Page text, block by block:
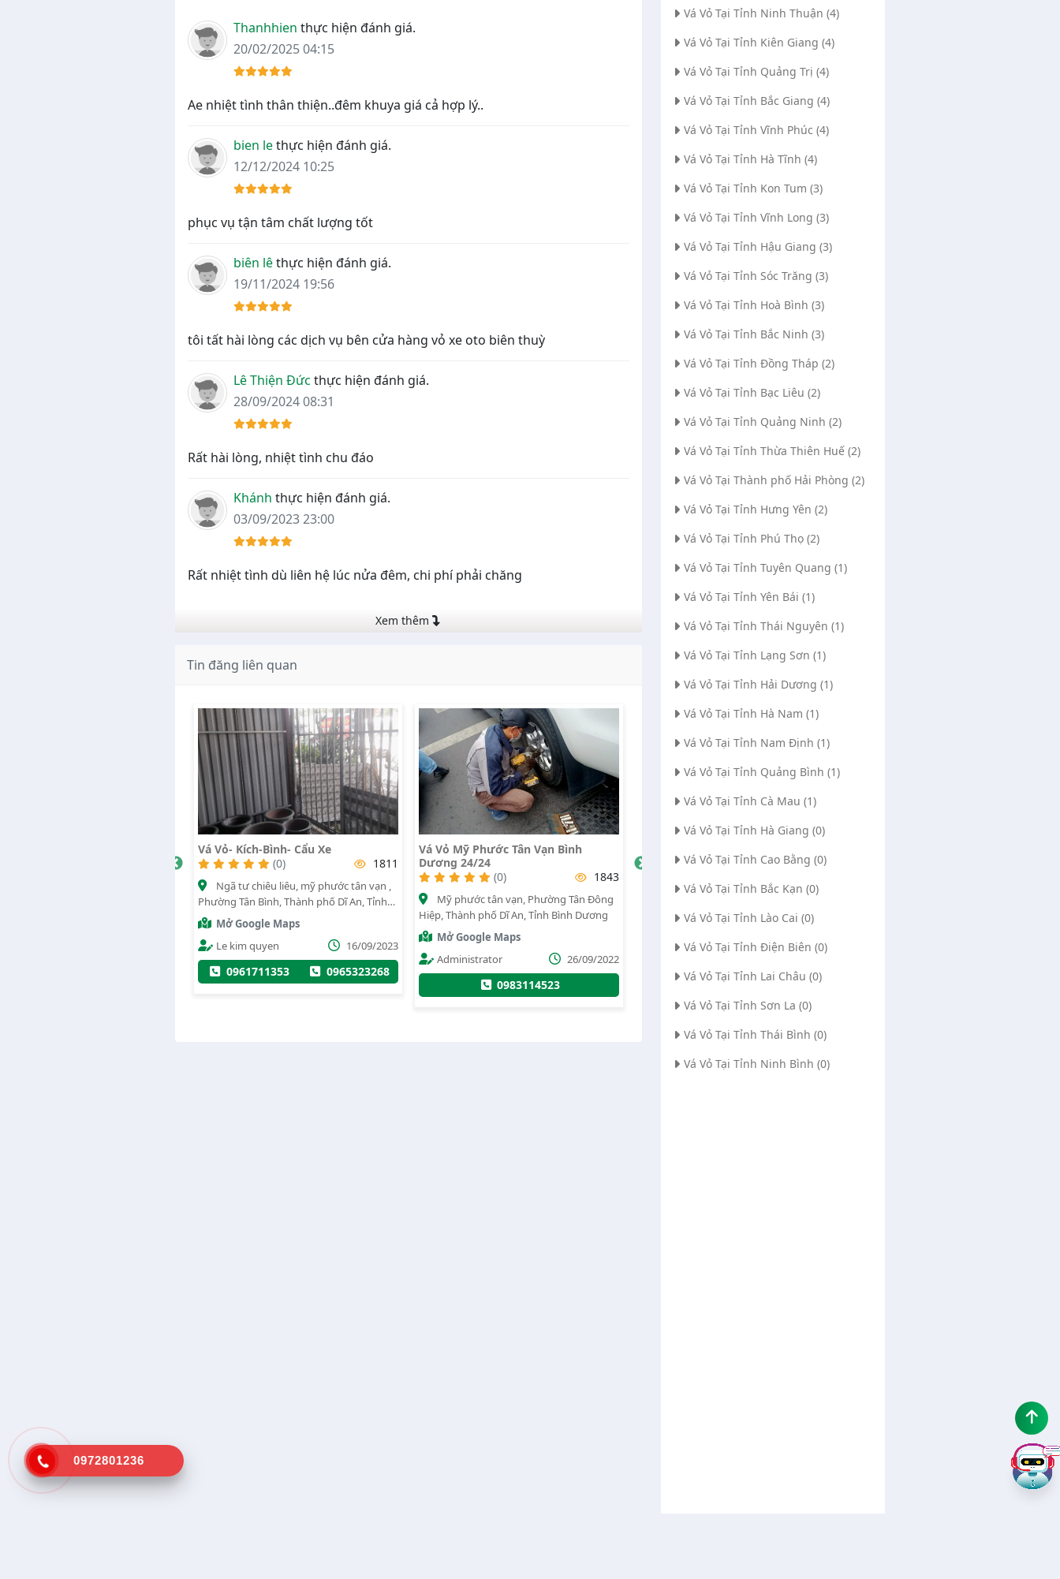
Thanhhien thực hiện đánh giá.
20/02/2025 04:15
Ae nhiệt tình thân thiện..đêm khuya giá cả hợp lý..
bien lethực hiện đánh giá.
12/12/2024 10:25
phục vụ tận tâm chất lượng tốt
biên lêthực hiện đánh giá.
19/11/2024 19:56
tôi tất hài lòng các dịch vụ bên cửa hàng vỏ xe oto biên thuỳ
Lê Thiện Đức thực hiện đánh giá.
28/09/2024 08:31
Rất hài lòng, nhiệt tình chu đáo
Khánh thực hiện đánh giá.
03/09/2023 23:00
Rất nhiệt tình dù liên hệ lúc nửa đêm, chi phí phải chăng
Xem thêm
Tin đăng liên quan
1811
Vá Vỏ Mỹ Phước Tân Vạn Bình
Dương 24/24
Mỹ phước tân vạn, Phường Tân Đông
Hiệp, Thành phố Dĩ An, Tỉnh Bình Dương
Administrator
26/09/2022
0983114523
Vá Vỏ Lưu Động Cầu Vượt Sóng
Thần
(0)
2311
QL 1A, Phường Tân Đông Hiệp, Thành
phố Dĩ An, Tỉnh Bình Dương
Mở Google Maps
Administrator
26/09/2022
0941538983
Đất Cuốc - Bắc Tân Uyên 24/24
Tân thành 52, Thị trấn Tân Thành, Bắc
Tân Uyên, Bình Dương, Thị trấn Tân Thành,
0972332803
Vá Vỏ Tại Tỉnh Ninh Thuận (4)
Vá Vỏ Tại Tỉnh Kiên Giang (4)
Vá Vỏ Tại Tỉnh Quảng Trị (4)
Vá Vỏ Tại Tỉnh Bắc Giang (4)
Vá Vỏ Tại Tỉnh Vĩnh Phúc (4)
Vá Vỏ Tại Tỉnh Hà Tĩnh (4)
Vá Vỏ Tại Tỉnh Kon Tum (3)
Vá Vỏ Tại Tỉnh Vĩnh Long (3)
Vá Vỏ Tại Tỉnh Hậu Giang (3)
Vá Vỏ Tại Tỉnh Sóc Trăng (3)
Vá Vỏ Tại Tỉnh Hoà Bình (3)
Vá Vỏ Tại Tỉnh Bắc Ninh (3)
Vá Vỏ Tại Tỉnh Đồng Tháp (2)
Vá Vỏ Tại Tỉnh Bạc Liêu (2)
Vá Vỏ Tại Tỉnh Quảng Ninh (2)
Vá Vỏ Tại Tỉnh Thừa Thiên Huế (2)
Vá Vỏ Tại Thành phố Hải Phòng (2)
Vá Vỏ Tại Tỉnh Hưng Yên (2)
Vá Vỏ Tại Tỉnh Phú Thọ (2)
Vá Vỏ Tại Tỉnh Tuyên Quang (1)
Vá Vỏ Tại Tỉnh Yên Bái (1)
Vá Vỏ Tại Tỉnh Thái Nguyên (1)
Vá Vỏ Tại Tỉnh Lạng Sơn (1)
Vá Vỏ Tại Tỉnh Hải Dương (1)
Vá Vỏ Tại Tỉnh Hà Nam (1)
Vá Vỏ Tại Tỉnh Nam Định (1)
Vá Vỏ Tại Tỉnh Quảng Bình (1)
Vá Vỏ Tại Tỉnh Cà Mau (1)
Vá Vỏ Tại Tỉnh Hà Giang (0)
Vá Vỏ Tại Tỉnh Cao Bằng (0)
Vá Vỏ Tại Tỉnh Bắc Kạn (0)
Vá Vỏ Tại Tỉnh Lào Cai (0)
Vá Vỏ Tại Tỉnh Điện Biên (0)
Vá Vỏ Tại Tỉnh Lai Châu (0)
Vá Vỏ Tại Tỉnh Sơn La (0)
Vá Vỏ Tại Tỉnh Thái Bình (0)
Vá Vỏ Tại Tỉnh Ninh Bình (0)
0972801236